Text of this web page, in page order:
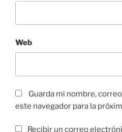
Web
Guarda mi nombre,
este navegador para la
Recibir un correo